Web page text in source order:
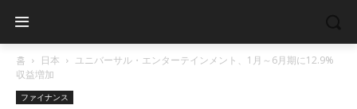
홈 日本
ユニバーサル・エンターテインメント、1月～6月期に12.9%
収益増加
ファイナンス